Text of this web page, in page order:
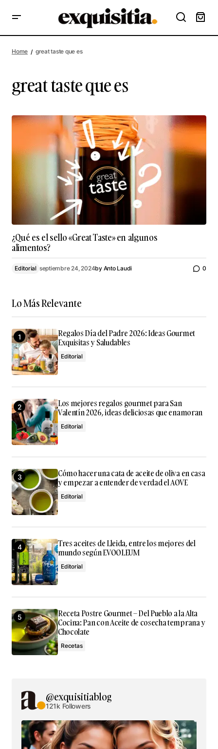
Home great taste que es
great taste que es
¿Qué es el sello «Great Taste» en algunos
alimentos?
Editorial septiembre 24, 2024by Anto Laudi 0
Lo Más Relevante
Regalos Día del Padre 2026: Ideas Gourmet
Exquisitas y Saludables
Editorial
Los mejores regalos gourmet para San
Valentín 2026, ideas deliciosas que enamoran
Editorial
Cómo hacer una cata de aceite de oliva en casa
y empezar a entender de verdad el AOVE
Editorial
Tres aceites de Lleida, entre los mejores del
mundo según EVOOLEUM
Editorial
Receta Postre Gourmet – Del Pueblo a la Alta
Cocina: Pan con Aceite de cosecha temprana y
Chocolate
Recetas
@exquisitiablog
121k Followers